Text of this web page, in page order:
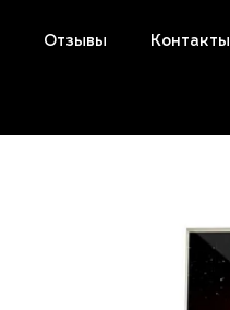
Отзывы Контакты